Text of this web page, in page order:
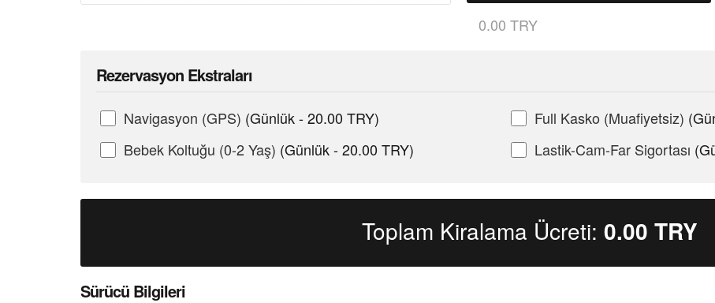
0.00 TRY
Rezervasyon Ekstraları
Navigasyon (GPS) (Günlük - 20.00 TRY) Full Kasko (Muafiyetsiz)
Bebek Koltuğu (0-2 Yaş) (Günlük - 20.00 TRY) Lastik-Cam-Far Sigortası
Toplam Kiralama Ücreti: 0.00 TRY
Sürücü Bilgileri